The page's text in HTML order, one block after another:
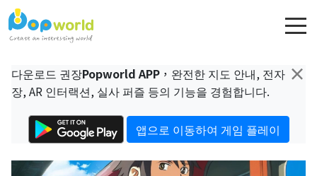
×
다운로드 권장Popworld APP ，완전한 지도 안내, 전자
장, AR 인터랙션, 실사 퍼즐 등의 기능을 경험합니다.
앱으로 이동하여 게임 플레이